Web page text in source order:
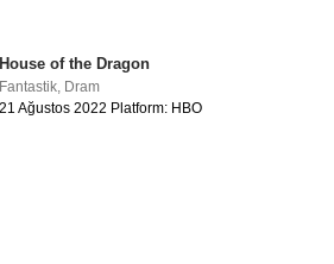
House of the Dragon
Fantastik Dram
21 Ağustos 2022 Platform: HBO